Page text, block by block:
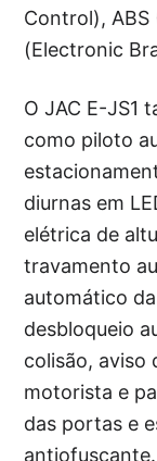
Control), ABS
(Electronic
O JAC E-JS1
como piloto
diurnas em
elétrica de
travamento
automático
desbloqueio
colisão, aviso
motorista e
das portas e
antiofuscante.